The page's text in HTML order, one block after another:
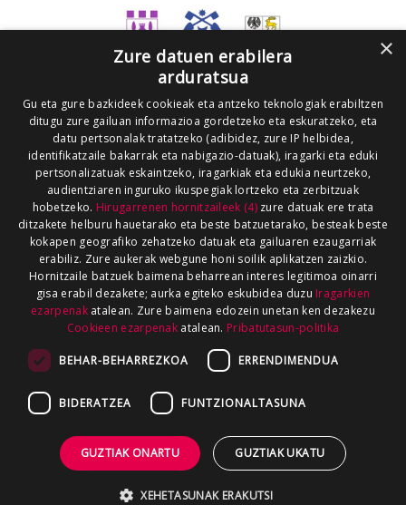
×
Zure datuen erabilera
arduratsua
Gu eta gure bazkideek cookieak eta antzeko teknologiak erabiltzen
ditugu zure gailuan informazioa gordetzeko eta eskuratzeko, eta
datu pertsonalak tratatzeko (adibidez, zure IP helbidea,
identifikatzaile bakarrak eta nabigazio-datuak), iragarki eta eduki
pertsonalizatuak eskaintzeko, iragarkiak eta edukia neurtzeko,
audientziaren inguruko ikuspegiak lortzeko eta zerbitzuak
hobetzeko. Hirugarrenen hornitzaileek (4)zure datuak ere trata
ditzakete helburu hauetarako eta beste batzuetarako, besteak beste
kokapen geografiko zehatzeko datuak eta gailuaren ezaugarriak
erabiliz. Zure aukerak webgune honi soilik aplikatzen zaizkio.
Hornitzaile batzuek baimena beharrean interes legitimoa oinarri
gisa erabil dezakete; aurka egiteko eskubidea duzu Iragarkien
ezarpenakatalean. Zure baimena edozein unetan ken dezakezu
Cookieen ezarpenak atalean. Pribatutasun-politika
BEHAR-BEHARREZKOA ERRENDIMENDUA
BIDERATZEA FUNTZIONALTASUNA
GUZTIAK ONARTU GUZTIAK UKATU
XEHETASUNAK ERAKUTSI